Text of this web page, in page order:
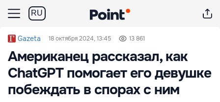
RU
Gazeta 18 октября 2024, 13:45 13 861
Американец рассказал, как
ChatGPT помогает его девушке
побеждать в спорах с ним